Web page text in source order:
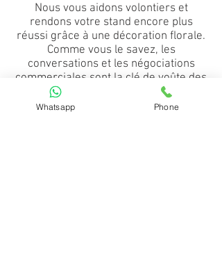
Nous vous aidons volontiers et
rendons votre stand encore plus
réussi grâce à une décoration florale.
Comme vous le savez, les
conversations et les négociations
commerciales sont la clé de voûte des
foires et expositions. Laissez les fleurs
parler d'elles-mêmes et donnez à
Whatsapp Phone